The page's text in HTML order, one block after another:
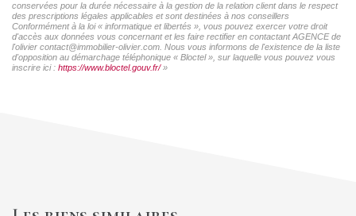
conservées pour la durée nécessaire à la gestion de la relation client dans le respect
des prescriptions légales applicables et sont destinées à nos conseillers
Conformément à la loi « informatique et libertés », vous pouvez exercer votre droit
d'accès aux données vous concernant et les faire rectifier en contactant AGENCE de
l'olivier contact@immobilier-olivier.com. Nous vous informons de l'existence de la liste
d'opposition au démarchage téléphonique « Bloctel », sur laquelle vous pouvez vous
inscrire ici : https://www.bloctel.gouv.fr/»